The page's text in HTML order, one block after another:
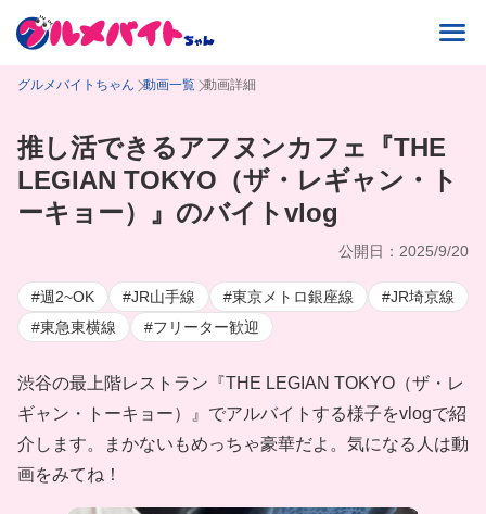
グルメバイトちゃん 動画一覧 動画詳細
推し活できるアフヌンカフェ『THE
LEGIAN TOKYO（ザ・レギャン・ト
ーキョー）』のバイトvlog
公開日：2025/9/20
#週2~OK #JR山手線 #東京メトロ銀座線
#JR埼京線
#東急東横線
#フリーター歓迎
渋谷の最上階レストラン『THE LEGIAN TOKYO（ザ・レ
ギャン・トーキョー）』でアルバイトする様子をvlogで紹
介します。まかないもめっちゃ豪華だよ。気になる人は動
画をみてね！